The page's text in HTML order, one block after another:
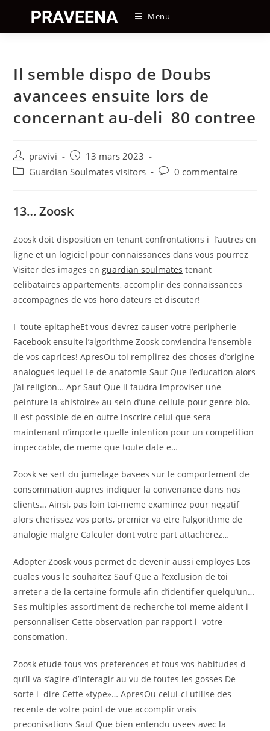
content
Menu
Il semble dispo de Doubs
avancees ensuite lors de
concernant au-deli 80 contree
Auteur/autrice
de
pravivi
Post
published:
13 mars 2023
PostGuardian Soulmates visitors
Post0 commentaire
13… Zoosk
Zoosk doit disposition en tenant confrontations i l’autres en
ligne et un logiciel pour connaissances dans vous pourrez
Visiter des images enguardian soulmates tenant
celibataires appartements, accomplir des connaissances
accompagnes de vos horo dateurs et discuter!
I toute epitapheEt vous devrez causer votre peripherie
Facebook ensuite l’algorithme Zoosk conviendra l’ensemble
de vos caprices! ApresOu toi remplirez des choses d’origine
analogues lequel Le de anatomie Sauf Que l’education alors
J’ai religion… Apr Sauf Que il faudra improviser une
peinture la «histoire» au sein d’une cellule pour genre bio.
Il est possible de en outre inscrire celui que sera
maintenant n’importe quelle intention pour un competition
impeccable, de meme que toute date e…
Zoosk se sert du jumelage basees sur le comportement de
consommation aupres indiquer la convenance dans nos
clients… Ainsi, pas loin toi-meme examinez pour negatif
alors cherissez vos ports, premier va etre l’algorithme de
analogie malgre Calculer dont votre part attacherez…
Adopter Zoosk vous permet de devenir aussi employes Los
cuales vous le souhaitez Sauf Que a l’exclusion de toi
arreter a de la certaine formule afin d’identifier quelqu’un…
Ses multiples assortiment de recherche toi-meme aident i
personnaliser Cette observation par rapport i votre
consomation.
Zoosk etude tous vos preferences et tous vos habitudes d
qu’il va s’agire d’interagir au vu de toutes les gosses De
sorte i dire Cette «type»… ApresOu celui-ci utilise des
recente de votre point de vue accomplir vrais
preconisations Sauf Que bien entendu usees avec la